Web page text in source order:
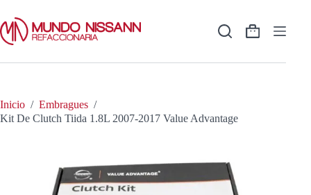
contenido
Shopping
Inicio / Embragues /
Kit De Clutch Tiida 1.8L 2007-2017 Value Advantage